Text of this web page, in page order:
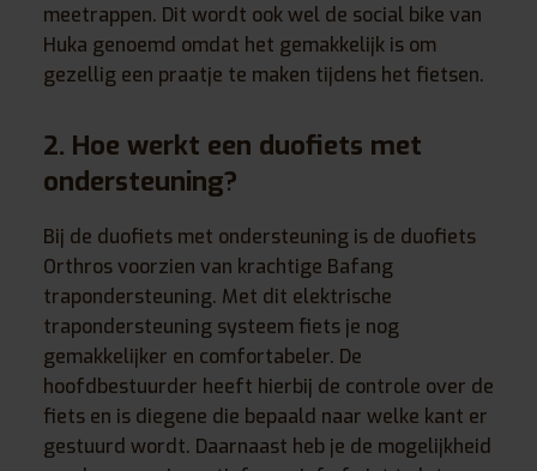
meetrappen. Dit wordt ook wel de social bike van
Huka genoemd omdat het gemakkelijk is om
gezellig een praatje te maken tijdens het fietsen.
2. Hoe werkt een duofiets met
ondersteuning?
Bij de duofiets met ondersteuning is de duofiets
Orthros voorzien van krachtige Bafang
trapondersteuning. Met dit elektrische
trapondersteuning systeem fiets je nog
gemakkelijker en comfortabeler. De
hoofdbestuurder heeft hierbij de controle over de
fiets en is diegene die bepaald naar welke kant er
gestuurd wordt. Daarnaast heb je de mogelijkheid